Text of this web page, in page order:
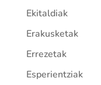
Ekitaldiak
Erakusketak
Errezetak
Esperientziak